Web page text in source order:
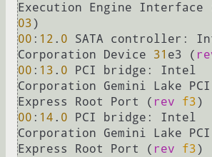
Execution Engine Interface
03
00 : 12 . 0 SATA controller:
Corporation Device 31 e3 (
00 : 13 . 0 PCI bridge: Intel
Corporation Gemini Lake PCI
Express Root Port ( rev f3
00 : 14 . 0 PCI bridge: Intel
Corporation Gemini Lake PCI
Express Root Port ( rev f3